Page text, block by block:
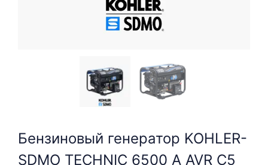
Бензиновый генератор KOHLER-
SDMO TECHNIC 6500 A AVR C5